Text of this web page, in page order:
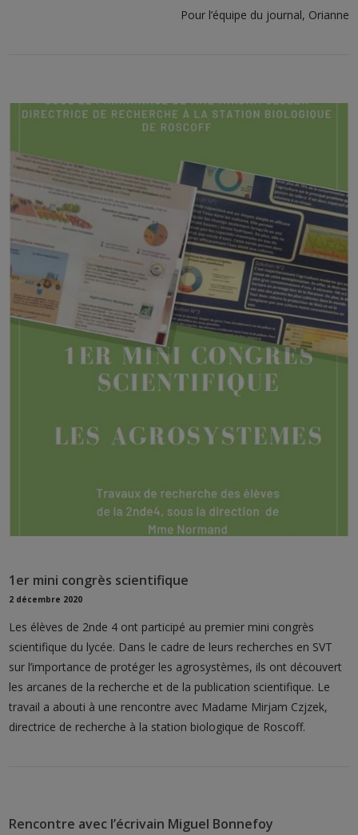
Pour l’équipe du journal, Orianne
1er mini congrès scientifique
2 décembre 2020
Les élèves de 2nde 4 ont participé au premier mini congrès
scientifique du lycée. Dans le cadre de leurs recherches en SVT
sur l’importance de protéger les agrosystèmes, ils ont découvert
les arcanes de la recherche et de la publication scientifique. Le
travail a abouti à une rencontre avec Madame Mirjam Czjzek,
directrice de recherche à la station biologique de Roscoff.
Rencontre avec l’écrivain Miguel Bonnefoy